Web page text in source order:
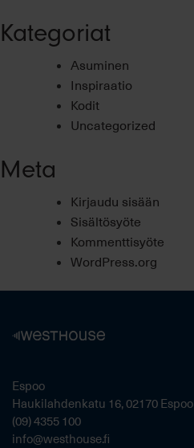
Kategoriat
Asuminen
Inspiraatio
Kodit
Uncategorized
Meta
Kirjaudu sisään
Sisältösyöte
Kommenttisyöte
WordPress.org
Espoo
Haukilahdenkatu 16, 02170 Espoo
(09) 4355 100
info@westhouse.fi